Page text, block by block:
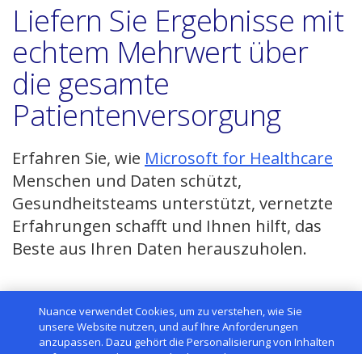
Liefern Sie Ergebnisse mit
echtem Mehrwert über
die gesamte
Patientenversorgung
Erfahren Sie, wie Microsoft for Healthcare
Menschen und Daten schützt,
Gesundheitsteams unterstützt, vernetzte
Erfahrungen schafft und Ihnen hilft, das
Beste aus Ihren Daten herauszuholen.
Deutschland
Nuance verwendet Cookies, um zu verstehen, wie Sie
unsere Website nutzen, und auf Ihre Anforderungen
anzupassen. Dazu gehört die Personalisierung von Inhalten